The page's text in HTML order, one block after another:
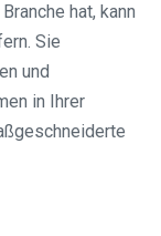
hat, kann
Sie
und
in Ihrer